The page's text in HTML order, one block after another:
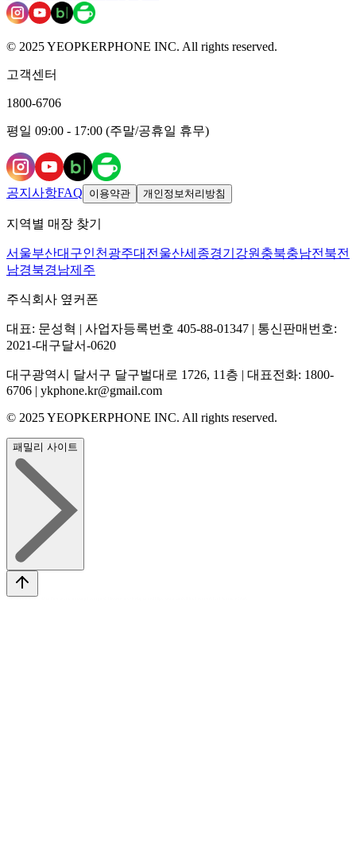
© 2025 YEOPKERPHONE INC. All rights reserved.
고객센터
1800-6706
평일 09:00 - 17:00 (주말/공휴일 휴무)
공지사항FAQ 이용약관 개인정보처리방침
지역별 매장 찾기
서울부산대구인천 광주대전 울산세종경기 강원 충북충남전북전
남경북경남제주
주식회사 옆커폰
대표: 문성혁 | 사업자등록번호 405-88-01347 | 통신판매번호:
2021-대구달서-0620
대구광역시 달서구 달구벌대로 1726, 11층 | 대표전화: 1800-
6706 | ykphone.kr@gmail.com
© 2025 YEOPKERPHONE INC. All rights reserved.
패밀리 사이트